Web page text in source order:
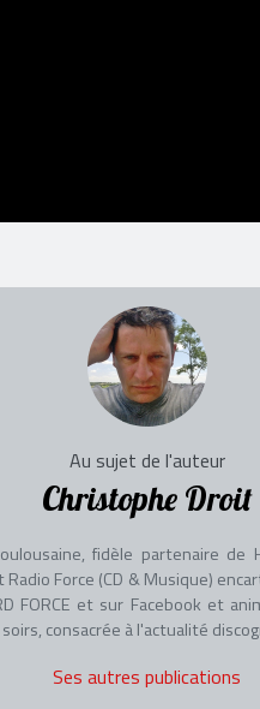
Au sujet de l'auteur
Christophe Droit
fidèle partenaire de
Force (CD & Musique)
FORCE et sur Facebook et
consacrée à l'actualité
Ses autres publications